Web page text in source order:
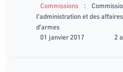
Commissions :
l’administration et des
d’armes
01 janvier 2017
2